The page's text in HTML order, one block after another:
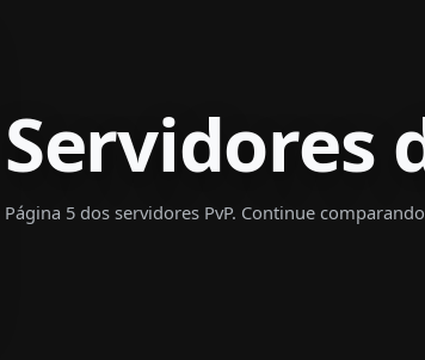
Servidores
Página 5 dos servidores PvP. Continue